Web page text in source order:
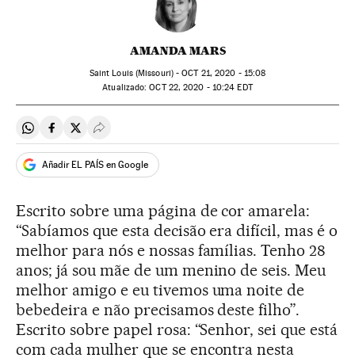
AMANDA MARS
Saint Louis (Missouri) -OCT21, 2020 - 15:08
atualizado: OCT22, 2020 - 10:24 EDT
Compartir en Whatsapp
Compartir en Facebook
Compartir en Twitter
Desplegar Redes Sociales
Añadir EL PAÍS en Google
Escrito sobre uma página de cor amarela:
“Sabíamos que esta decisão era difícil, mas é o
melhor para nós e nossas famílias. Tenho 28
anos; já sou mãe de um menino de seis. Meu
melhor amigo e eu tivemos uma noite de
bebedeira e não precisamos deste filho”.
Escrito sobre papel rosa: “Senhor, sei que está
com cada mulher que se encontra nesta